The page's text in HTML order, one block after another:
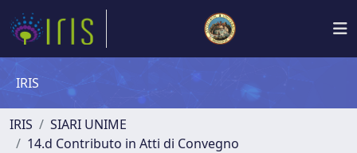
IRIS
IRIS
SIARI UNIME
14.d Contributo in Atti di Convegno